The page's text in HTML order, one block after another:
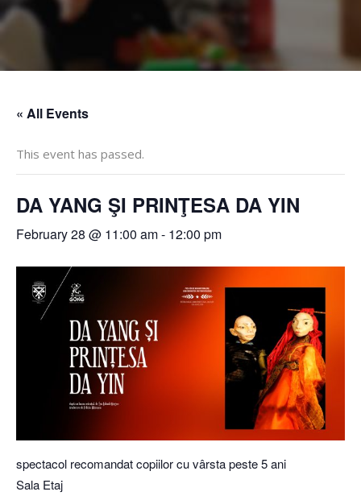
« All Events
This event has passed.
DA YANG ŞI PRINŢESA DA YIN
February 28 @ 11:00 am- 12:00 pm
spectacol recomandat copiilor cu vârsta peste 5 ani
Sala Etaj